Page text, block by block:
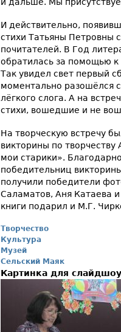
И действительно,
стихи Татьяны Петровны
почитателей. В Год
обратилась за помощью к
Так увидел свет первый
моментально разошёлся
лёгкого слога. А на
стихи, вошедшие и не
На творческую встречу
викторины по
мои старики».
победительниц
получили победители
Саламатов, Аня Катаева
книги подарил и М.Г.
Творчество
Культура
Музей
Сельский Маяк
Картинка для